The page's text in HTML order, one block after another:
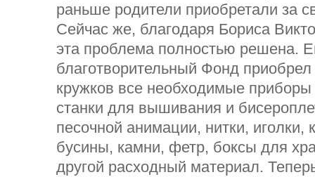
раньше родители приобретали за
Сейчас же, благодаря Бориса
эта проблема полностью решена.
благотворительный Фонд
кружков все необходимые
станки для вышивания и
песочной анимации, нитки, иголки,
бусины, камни, фетр, боксы для
другой расходный материал.